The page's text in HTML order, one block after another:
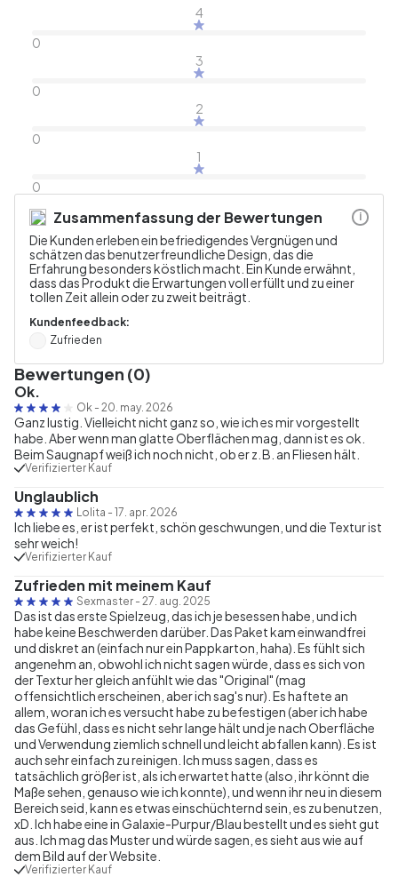
4
0
3
0
2
0
1
0
Zusammenfassung der Bewertungen
Die Kunden erleben ein befriedigendes Vergnügen und
schätzen das benutzerfreundliche Design, das die
Erfahrung besonders köstlich macht. Ein Kunde erwähnt,
dass das Produkt die Erwartungen voll erfüllt und zu einer
tollen Zeit allein oder zu zweit beiträgt.
Kundenfeedback:
Zufrieden
i
Bewertungen (0)
Ok.
Ok - 20. may. 2026
Ganz lustig. Vielleicht nicht ganz so, wie ich es mir vorgestellt
habe. Aber wenn man glatte Oberflächen mag, dann ist es ok.
Beim Saugnapf weiß ich noch nicht, ob er z. B. an Fliesen hält.
Verifizierter Kauf
Unglaublich
Lolita - 17. apr. 2026
Ich liebe es, er ist perfekt, schön geschwungen, und die Textur ist
sehr weich!
Verifizierter Kauf
Zufrieden mit meinem Kauf
Sexmaster - 27. aug. 2025
Das ist das erste Spielzeug, das ich je besessen habe, und ich
habe keine Beschwerden darüber. Das Paket kam einwandfrei
und diskret an (einfach nur ein Pappkarton, haha). Es fühlt sich
angenehm an, obwohl ich nicht sagen würde, dass es sich von
der Textur her gleich anfühlt wie das "Original" (mag
offensichtlich erscheinen, aber ich sag's nur). Es haftete an
allem, woran ich es versucht habe zu befestigen (aber ich habe
das Gefühl, dass es nicht sehr lange hält und je nach Oberfläche
und Verwendung ziemlich schnell und leicht abfallen kann). Es ist
auch sehr einfach zu reinigen. Ich muss sagen, dass es
tatsächlich größer ist, als ich erwartet hatte (also, ihr könnt die
Maße sehen, genauso wie ich konnte), und wenn ihr neu in diesem
Bereich seid, kann es etwas einschüchternd sein, es zu benutzen,
xD. Ich habe eine in Galaxie-Purpur/Blau bestellt und es sieht gut
aus. Ich mag das Muster und würde sagen, es sieht aus wie auf
dem Bild auf der Website.
Verifizierter Kauf